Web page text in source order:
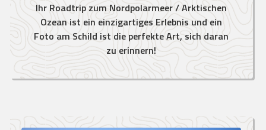
Ihr Roadtrip zum Nordpolarmeer / Arktischen
Ozean ist ein einzigartiges Erlebnis und ein
Foto am Schild ist die perfekte Art, sich daran
zu erinnern!